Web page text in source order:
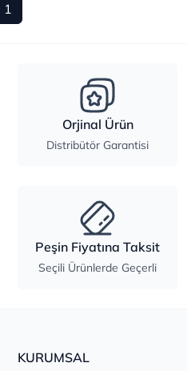
1
Orjinal Ürün
Distribütör Garantisi
Peşin Fiyatına Taksit
Seçili Ürünlerde Geçerli
KURUMSAL